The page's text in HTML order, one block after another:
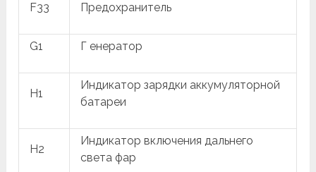
F33 Предохранитель
G1 Г енератор
H1
Индикатор зарядки аккумуляторной
батареи
H2
Индикатор включения дальнего
света фар